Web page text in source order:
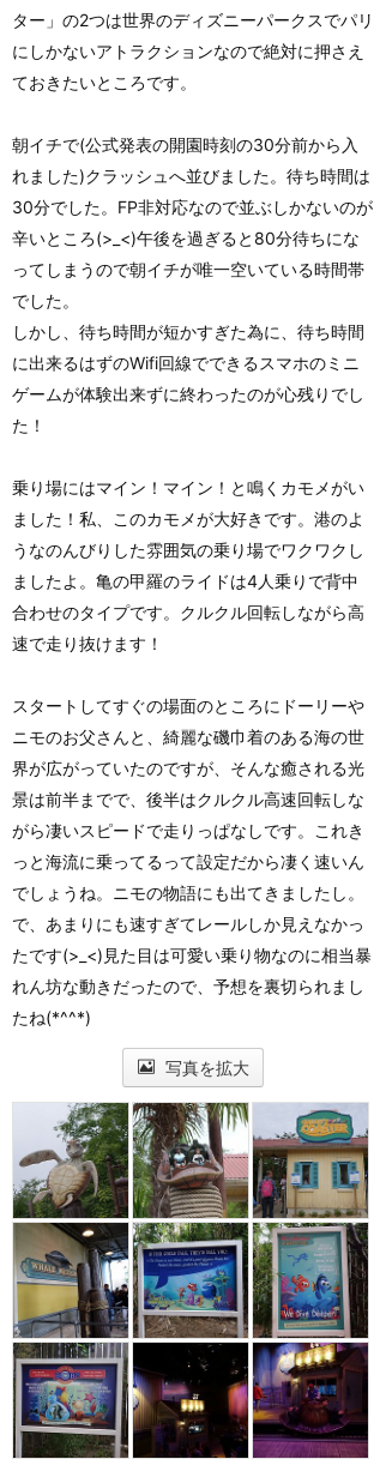
ター」の2つは世界のディズニーパークスでパリ
にしかないアトラクションなので絶対に押さえ
ておきたいところです。
朝イチで(公式発表の開園時刻の30分前から入
れました)クラッシュへ並びました。待ち時間は
30分でした。FP非対応なので並ぶしかないのが
辛いところ(>_<)午後を過ぎると80分待ちにな
ってしまうので朝イチが唯一空いている時間帯
でした。
しかし、待ち時間が短かすぎた為に、待ち時間
に出来るはずのWifi回線でできるスマホのミニ
ゲームが体験出来ずに終わったのが心残りでし
た！
乗り場にはマイン！マイン！と鳴くカモメがい
ました！私、このカモメが大好きです。港のよ
うなのんびりした雰囲気の乗り場でワクワクし
ましたよ。亀の甲羅のライドは4人乗りで背中
合わせのタイプです。クルクル回転しながら高
速で走り抜けます！
スタートしてすぐの場面のところにドーリーや
ニモのお父さんと、綺麗な磯巾着のある海の世
界が広がっていたのですが、そんな癒される光
景は前半までで、後半はクルクル高速回転しな
がら凄いスピードで走りっぱなしです。これき
っと海流に乗ってるって設定だから凄く速いん
でしょうね。ニモの物語にも出てきましたし。
で、あまりにも速すぎてレールしか見えなかっ
たです(>_<)見た目は可愛い乗り物なのに相当暴
れん坊な動きだったので、予想を裏切られまし
たね(*^^*)
写真を拡大